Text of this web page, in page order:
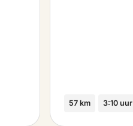
57 km 3:10 uur